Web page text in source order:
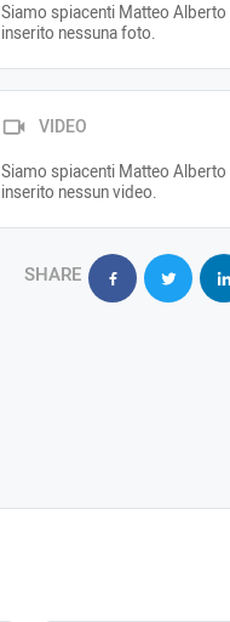
Siamo spiacenti Matteo Alberto
inserito nessuna foto.
VIDEO
Siamo spiacenti Matteo Alberto
inserito nessun video.
SHARE